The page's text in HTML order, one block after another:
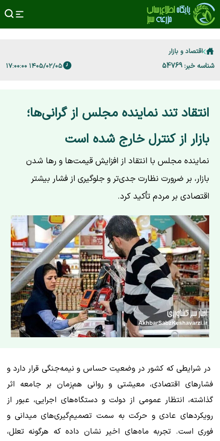
اقتصاد و بازار
شناسه خبر: 54769 ۱۴۰۵/۰۲/۰۵ ۱۷:۰۰:۰۰
انتقاد تند نماینده مجلس از گرانی‌ها؛
بازار از کنترل خارج شده است
نماینده مجلس با انتقاد از افزایش قیمت‌ها و رها شدن
بازار، بر ضرورت نظارت جدی‌تر و جلوگیری از فشار بیشتر
اقتصادی بر مردم تأکید کرد.
در شرایطی که کشور در وضعیت حساس و نیمه‌جنگی قرار دارد و
فشارهای اقتصادی، معیشتی و روانی هم‌زمان بر جامعه اثر
گذاشته، انتظار عمومی از دولت و دستگاه‌های اجرایی، عبور از
رویکردهای عادی و حرکت به سمت تصمیم‌گیری‌های میدانی و
فوری است. تجربه ماه‌های اخیر نشان داده که هرگونه تعلل،